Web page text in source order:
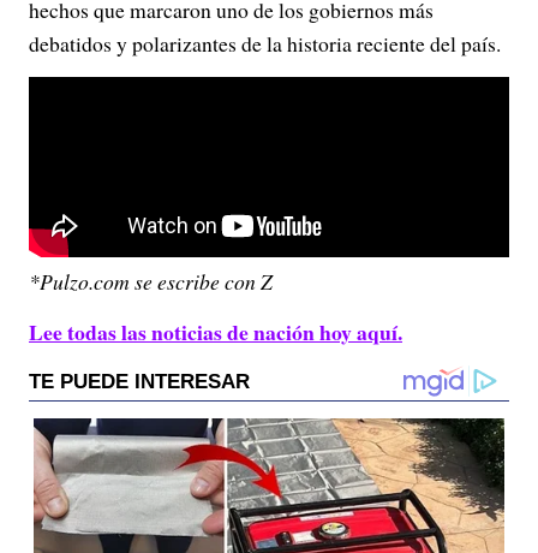
hechos que marcaron uno de los gobiernos más
debatidos y polarizantes de la historia reciente del país.
*Pulzo.com se escribe con Z
Lee todas las noticias de nación hoy aquí.